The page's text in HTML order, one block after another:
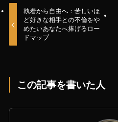
執着から自由へ：苦しいほ
ど好きな相手との不倫をや
めたいあなたへ捧げるロー
ドマップ
この記事を書いた人